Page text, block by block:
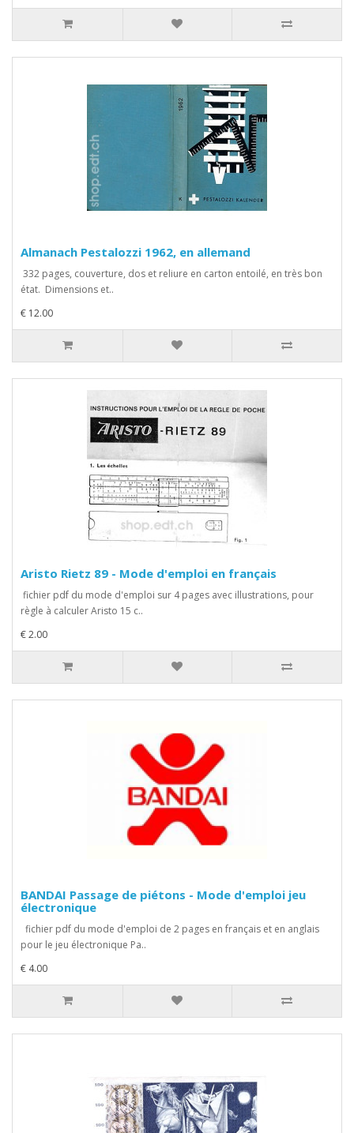
Almanach Pestalozzi 1962, en allemand
332 pages, couverture, dos et reliure en carton entoilé, en très bon
état. Dimensions et..
€ 12.00
Aristo Rietz 89 - Mode d'emploi en français
fichier pdf du mode d'emploi sur 4 pages avec illustrations, pour
règle à calculer Aristo 15 c..
€ 2.00
BANDAI Passage de piétons - Mode d'emploi jeu
électronique
fichier pdf du mode d'emploi de 2 pages en français et en anglais
pour le jeu électronique Pa..
€ 4.00